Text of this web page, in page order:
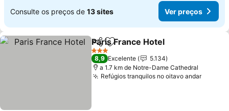
Consulte os preços de 13 sites Ver preços
PartilharAdicionar aos favoritos
Paris France Hotel
3 Estrelas
8,9 Excelente
5.134
a 1.7 km de Notre-Dame Cathedral
Refúgios tranquilos no oitavo andarVer